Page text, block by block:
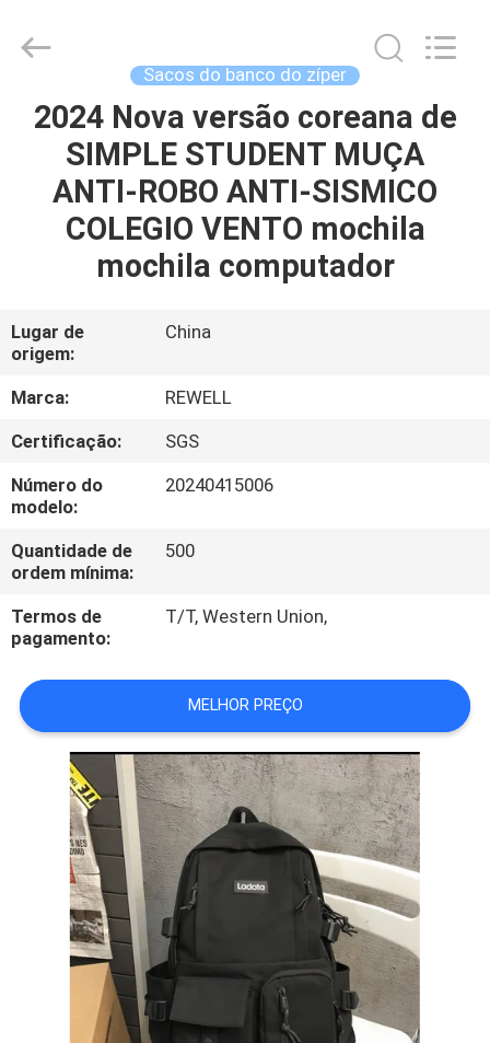
CASA
PRODUTOS
EXCURSÃO
DA
FÁBRICA
CONTROLE
DA
QUALIDADE
MAPA
DO
SITE
PRIVACY
POLICY
Limited.
Developed
Sacos do banco do zíper
2024 Nova versão coreana de
SIMPLE STUDENT MUÇA
ANTI-ROBO ANTI-SISMICO
COLEGIO VENTO mochila
mochila computador
Lugar de
origem:
China
Marca:
REWELL
Certificação:
SGS
Número do
modelo:
20240415006
Quantidade de
ordem mínima:
500
Termos de
pagamento:
T/T, Western Union,
MELHOR PREÇO